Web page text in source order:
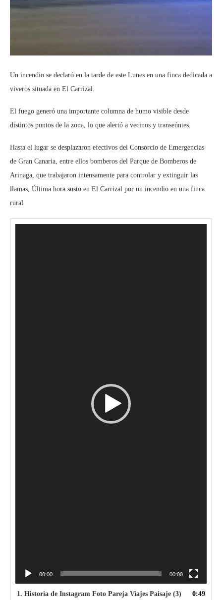
Un incendio se declaró en la tarde de este Lunes en una finca dedicada a
viveros situada en El Carrizal.
El fuego generó una importante columna de humo visible desde
distintos puntos de la zona, lo que alertó a vecinos y transeúntes.
Hasta el lugar se desplazaron efectivos del Consorcio de Emergencias
de Gran Canaria, entre ellos bomberos del Parque de Bomberos de
Arinaga, que trabajaron intensamente para controlar y extinguir las
llamas, Última hora susto en El Carrizal por un incendio en una finca
rural
00:00 00:00
1. Historia de Instagram Foto Pareja Viajes Paisaje (3) 0:49